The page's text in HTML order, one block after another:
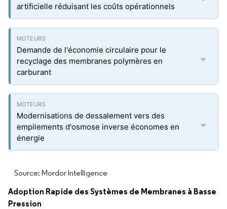
artificielle réduisant les coûts opérationnels
Demande de l'économie circulaire pour le
recyclage des membranes polymères en
carburant
Modernisations de dessalement vers des
empilements d'osmose inverse économes en
énergie
Source: Mordor Intelligence
Adoption Rapide des Systèmes de Membranes à Basse
Pression